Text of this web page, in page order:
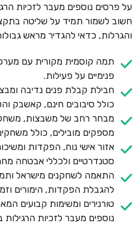
על פרסים נוספים מעבר לזכיות
חשוב לשמור תמיד על שליטה
והגרלות, כדאי להגדיר מראש
תמה קוסמית מקורית עם
פנימיים על פעילות.
חבילת קבלת פנים נדיבה
כולל סיבובים חינם, קאשבק
מבחר רחב של משבצות, משחקי
מספקים מובילים, כולל
אזור אישי נוח, הפקדות
סטנדרטיים ולכללי אבטחה
התאמה לשחקנים מישראל
להגבלת הפקדות, הימורים
טורנירים ומשימות קבועים
נוספים מעבר לזכיות